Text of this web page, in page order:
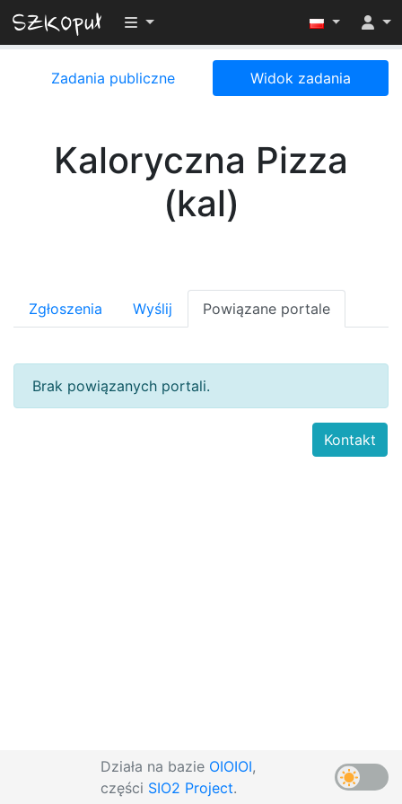
Przełącz widoczność menu
Zadania publiczne Widok zadania
Kaloryczna Pizza
(kal)
Zgłoszenia Wyślij Powiązane portale
Brak powiązanych portali.
Działa na bazie OIOIOI,
części SIO2 Project.
Kontakt